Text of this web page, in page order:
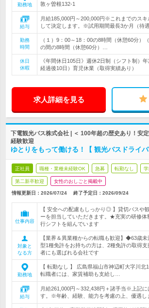
勤務地
敦ヶ曽根132-1
給与
月給185,000円～200,000円※これまでのス
して決定します。※試用期間最長3か月（待
勤務
時間
（１）9：00～18：00の8時間（休憩60分）
の間の8時間（休憩60分）…
休日
休暇
《年間休日105日》週休2日制（シフト制）
経過後10日）育児休業（取得実績あり）
求人詳細を見る
下電観光バス株式会社 | ＜ 100年超の歴史あり！安
経験歓迎
ゆとりをもって働ける！【 観光バスドライ
正社員 職種・業種未経験OK 急募 転勤なし
第二新卒歓迎 女性のおしごと掲載中
情報更新日：2026/07/24 終了予定日： 2026/09/24
仕事内容
【 安全への配慮もしっかり◎ 】貸切バスや
ーを担当していただきます。★充実の研修
行シフトを組んでいます
対象と
なる方
【業界＆異業種からの転職も歓迎】◆63歳
型1種免許をお持ちの方は、2種免許の取得
者にも選ばれる会社です
勤務地
【 転勤なし 】 広島県福山市神辺町大字川
転職者には、家賃補助も支給し…
給与
月給261,000円～332,438円＋諸手当※上記に
す。※年齢、経験、能力を考慮の上、優遇し